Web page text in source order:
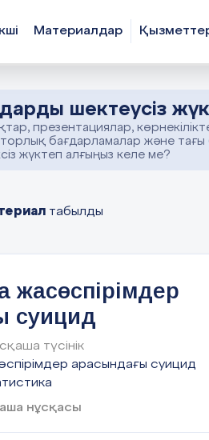
Материалдар
шектеусіз
презентациялар,
бағдарламалар және
жүктеп алғыңыз келе ме?
табылды
жасөспірімдер
суицид
түсінік
арасындағы суицид
нұсқасы